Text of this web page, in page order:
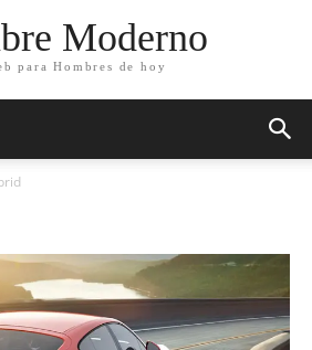
Moderno
para Hombres de hoy